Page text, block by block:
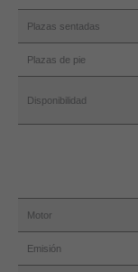
Plazas sentadas
Plazas de pie
Disponibilidad
Motor
Emisión